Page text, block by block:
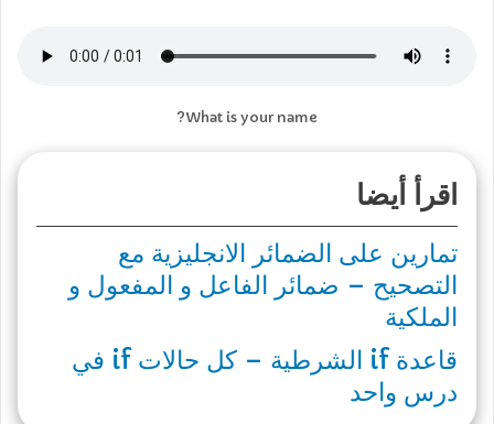
What is your name?
اقرأ أيضا
تمارين على الضمائر الانجليزية مع
التصحيح – ضمائر الفاعل و المفعول و
الملكية
قاعدة if الشرطية – كل حالات if في
درس واحد